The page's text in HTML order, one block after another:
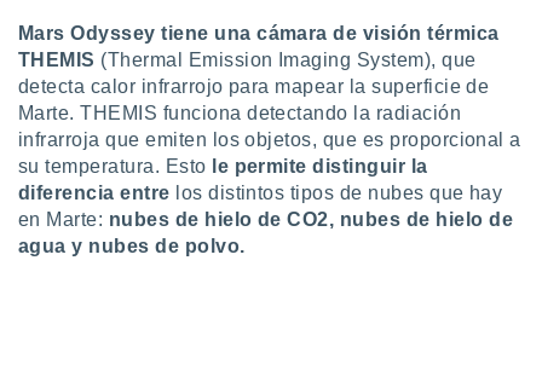
Mars Odyssey tiene una cámara de visión térmica
THEMIS (Thermal Emission Imaging System), que
detecta calor infrarrojo para mapear la superficie de
Marte. THEMIS funciona detectando la radiación
infrarroja que emiten los objetos, que es proporcional a
su temperatura. Esto le permite distinguir la
diferencia entre los distintos tipos de nubes que hay
en Marte: nubes de hielo de CO2, nubes de hielo de
agua y nubes de polvo.